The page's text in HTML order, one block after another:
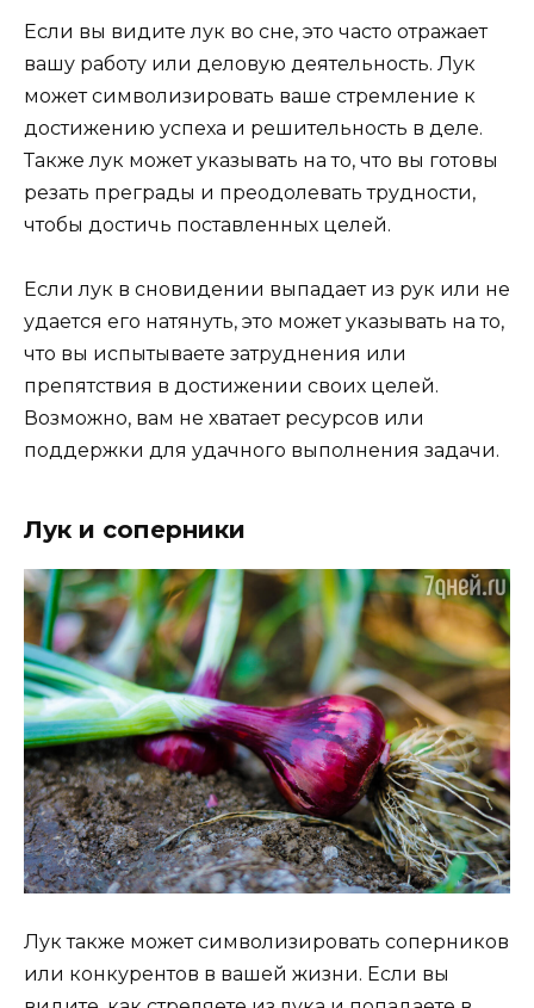
Если вы видите лук во сне, это часто отражает
вашу работу или деловую деятельность. Лук
может символизировать ваше стремление к
достижению успеха и решительность в деле.
Также лук может указывать на то, что вы готовы
резать преграды и преодолевать трудности,
чтобы достичь поставленных целей.
Если лук в сновидении выпадает из рук или не
удается его натянуть, это может указывать на то,
что вы испытываете затруднения или
препятствия в достижении своих целей.
Возможно, вам не хватает ресурсов или
поддержки для удачного выполнения задачи.
Лук и соперники
Лук также может символизировать соперников
или конкурентов в вашей жизни. Если вы